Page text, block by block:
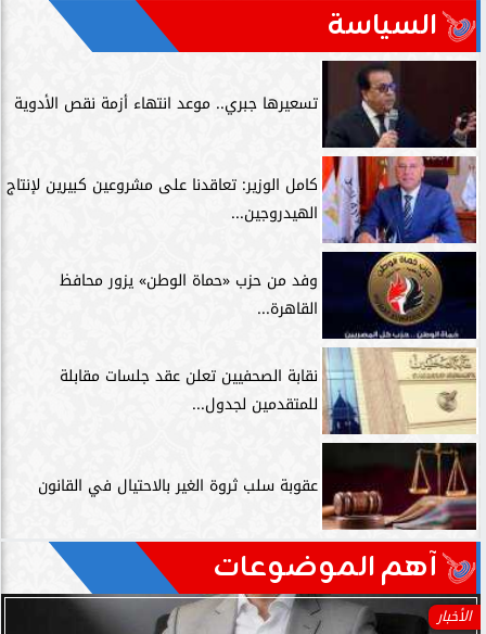
السياسة
تسعيرها جبري.. موعد انتهاء أزمة نقص الأدوية
كامل الوزير: تعاقدنا على مشروعين كبيرين لإنتاج
الهيدروجين...
وفد من حزب «حماة الوطن» يزور محافظ
القاهرة...
نقابة الصحفيين تعلن عقد جلسات مقابلة
للمتقدمين لجدول...
عقوبة سلب ثروة الغير بالاحتيال في القانون
آهم الموضوعات
الأخبار